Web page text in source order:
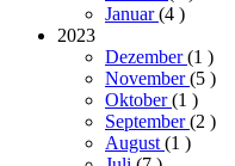
Januar(4 )
2023
Dezember(1 )
November(5 )
Oktober(1 )
September(2 )
August (1 )